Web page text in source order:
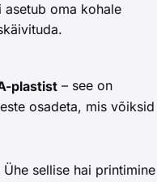
oma kohale
plastist – see on
osadeta, mis võiksid
sellise hai printimine